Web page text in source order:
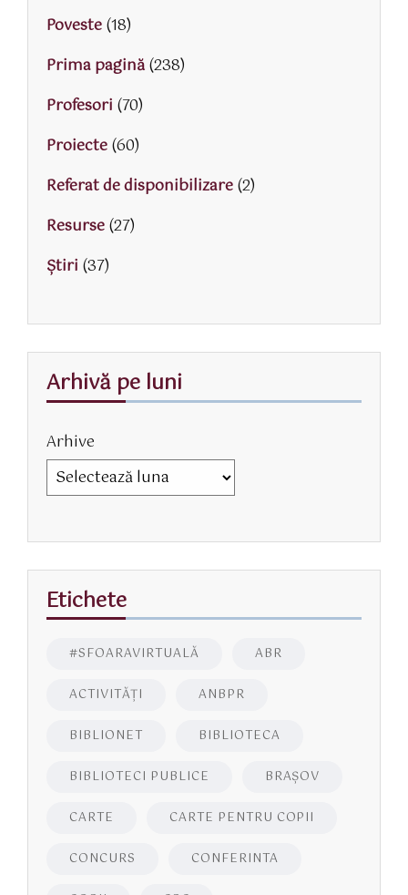
Poveste(18)
Prima pagină(238)
Profesori (70)
Proiecte(60)
Referat de disponibilizare(2)
Resurse(27)
Știri (37)
Arhivă pe luni
Arhive
Etichete
#SFOARAVIRTUALĂ ABR
ACTIVITĂŢI ANBPR
BIBLIONET BIBLIOTECA
BIBLIOTECI PUBLICE BRAŞOV
CARTE CARTE PENTRU COPII
CONCURS CONFERINTA